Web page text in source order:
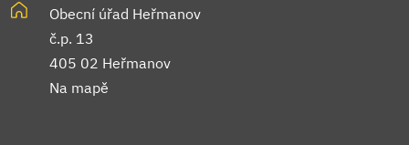
Obecní úřad Heřmanov
č.p. 13
405 02 Heřmanov
Na mapě